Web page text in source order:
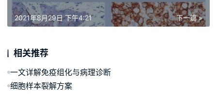
下一篇 »
2021年8月29日 下午4:21
相关推荐
一文详解免疫组化与病理诊断
细胞样本裂解方案